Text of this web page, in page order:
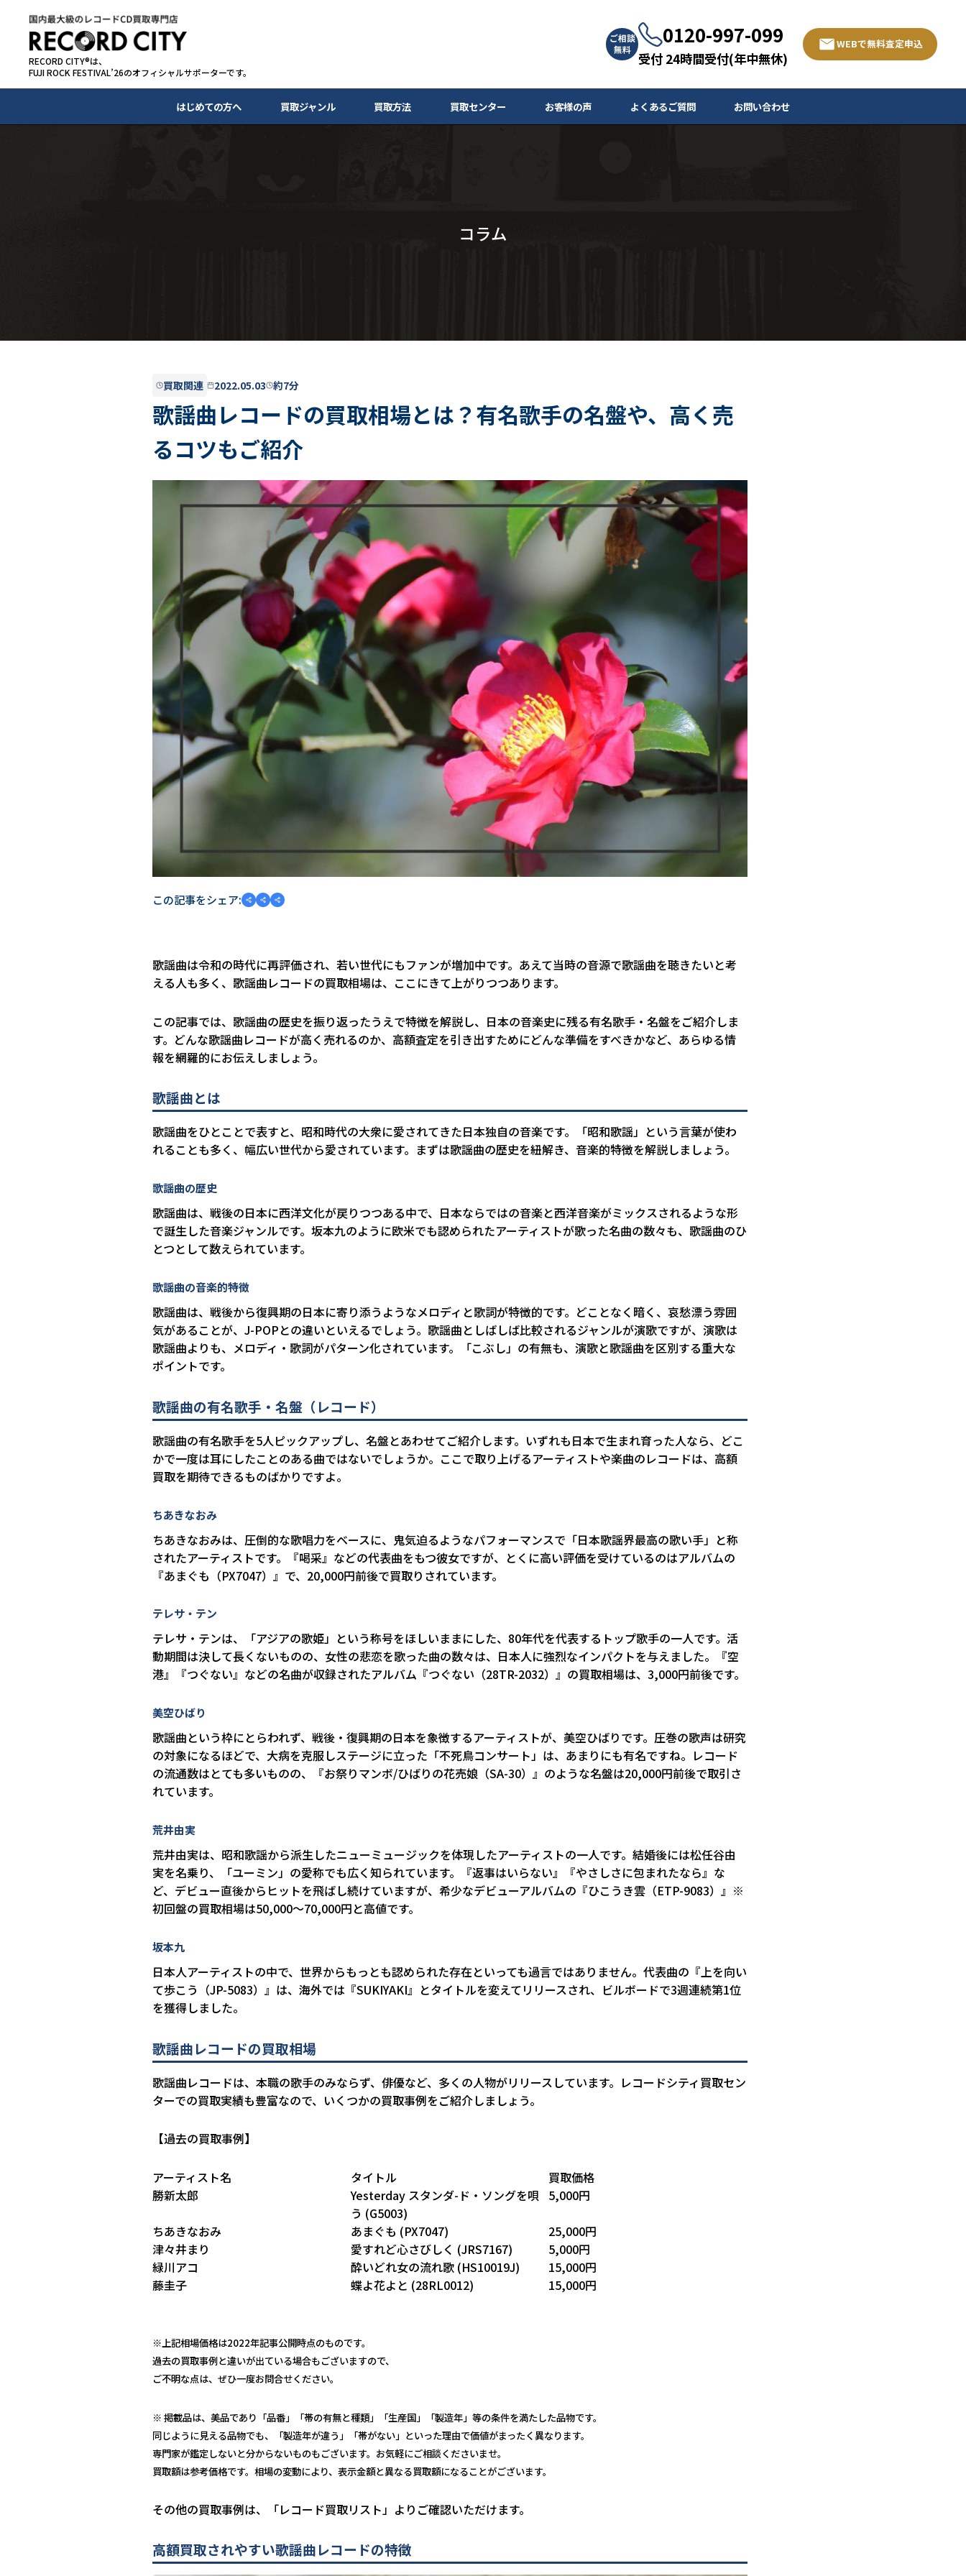
RECORD CITY®は、
FUJI ROCK FESTIVAL’26のオフィシャルサポーターです。
ご相談
無料
0120-997-099
受付 24時間受付(年中無休)
WEBで無料査定申込
はじめての方へ 買取ジャンル 買取方法 買取センター お客様の声 よくあるご質問 お問い合わせ
コラム
買取関連 2022.05.03 約7分
歌謡曲レコードの買取相場とは？有名歌手の名盤や、高く売
るコツもご紹介
この記事をシェア:
歌謡曲は令和の時代に再評価され、若い世代にもファンが増加中です。あえて当時の音源で歌謡曲を聴きたいと考
える人も多く、歌謡曲レコードの買取相場は、ここにきて上がりつつあります。
この記事では、歌謡曲の歴史を振り返ったうえで特徴を解説し、日本の音楽史に残る有名歌手・名盤をご紹介しま
す。どんな歌謡曲レコードが高く売れるのか、高額査定を引き出すためにどんな準備をすべきかなど、あらゆる情
報を網羅的にお伝えしましょう。
歌謡曲とは
歌謡曲をひとことで表すと、昭和時代の大衆に愛されてきた日本独自の音楽です。「昭和歌謡」という言葉が使わ
れることも多く、幅広い世代から愛されています。まずは歌謡曲の歴史を紐解き、音楽的特徴を解説しましょう。
歌謡曲の歴史
歌謡曲は、戦後の日本に西洋文化が戻りつつある中で、日本ならではの音楽と西洋音楽がミックスされるような形
で誕生した音楽ジャンルです。坂本九のように欧米でも認められたアーティストが歌った名曲の数々も、歌謡曲のひ
とつとして数えられています。
歌謡曲の音楽的特徴
歌謡曲は、戦後から復興期の日本に寄り添うようなメロディと歌詞が特徴的です。どことなく暗く、哀愁漂う雰囲
気があることが、J-POPとの違いといえるでしょう。歌謡曲としばしば比較されるジャンルが演歌ですが、演歌は
歌謡曲よりも、メロディ・歌詞がパターン化されています。「こぶし」の有無も、演歌と歌謡曲を区別する重大な
ポイントです。
歌謡曲の有名歌手・名盤（レコード）
歌謡曲の有名歌手を5人ピックアップし、名盤とあわせてご紹介します。いずれも日本で生まれ育った人なら、どこ
かで一度は耳にしたことのある曲ではないでしょうか。ここで取り上げるアーティストや楽曲のレコードは、高額
買取を期待できるものばかりですよ。
ちあきなおみ
ちあきなおみは、圧倒的な歌唱力をベースに、鬼気迫るようなパフォーマンスで「日本歌謡界最高の歌い手」と称
されたアーティストです。『喝采』などの代表曲をもつ彼女ですが、とくに高い評価を受けているのはアルバムの
『あまぐも（PX7047）』で、20,000円前後で買取りされています。
テレサ・テン
テレサ・テンは、「アジアの歌姫」という称号をほしいままにした、80年代を代表するトップ歌手の一人です。活
動期間は決して長くないものの、女性の悲恋を歌った曲の数々は、日本人に強烈なインパクトを与えました。『空
港』『つぐない』などの名曲が収録されたアルバム『つぐない（28TR-2032）』の買取相場は、3,000円前後です。
美空ひばり
歌謡曲という枠にとらわれず、戦後・復興期の日本を象徴するアーティストが、美空ひばりです。圧巻の歌声は研究
の対象になるほどで、大病を克服しステージに立った「不死鳥コンサート」は、あまりにも有名ですね。レコード
の流通数はとても多いものの、『お祭りマンボ/ひばりの花売娘（SA-30）』のような名盤は20,000円前後で取引さ
れています。
荒井由実
荒井由実は、昭和歌謡から派生したニューミュージックを体現したアーティストの一人です。結婚後には松任谷由
実を名乗り、「ユーミン」の愛称でも広く知られています。『返事はいらない』『やさしさに包まれたなら』な
ど、デビュー直後からヒットを飛ばし続けていますが、希少なデビューアルバムの『ひこうき雲（ETP-9083）』※
初回盤の買取相場は50,000～70,000円と高値です。
坂本九
日本人アーティストの中で、世界からもっとも認められた存在といっても過言ではありません。代表曲の『上を向い
て歩こう（JP-5083）』は、海外では『SUKIYAKI』とタイトルを変えてリリースされ、ビルボードで3週連続第1位
を獲得しました。
歌謡曲レコードの買取相場
歌謡曲レコードは、本職の歌手のみならず、俳優など、多くの人物がリリースしています。レコードシティ買取セン
ターでの買取実績も豊富なので、いくつかの買取事例をご紹介しましょう。
【過去の買取事例】
アーティスト名 タイトル
買取価格
勝新太郎
Yesterday スタンダ-ド・ソングを唄
う (G5003)
5,000円
ちあきなおみ あまぐも (PX7047)
25,000円
津々井まり
愛すれど心さびしく (JRS7167)
5,000円
緑川アコ
酔いどれ女の流れ歌 (HS10019J)
15,000円
藤圭子
蝶よ花よと (28RL0012) 15,000円
※上記相場価格は2022年記事公開時点のものです。
過去の買取事例と違いが出ている場合もございますので、
ご不明な点は、ぜひ一度お問合せください。
※ 掲載品は、美品であり「品番」「帯の有無と種類」「生産国」「製造年」等の条件を満たした品物です。
同じように見える品物でも、「製造年が違う」「帯がない」といった理由で価値がまったく異なります。
専門家が鑑定しないと分からないものもございます。お気軽にご相談くださいませ。
買取額は参考価格です。相場の変動により、表示金額と異なる買取額になることがございます。
その他の買取事例は、「レコード買取リスト」よりご確認いただけます。
高額買取されやすい歌謡曲レコードの特徴